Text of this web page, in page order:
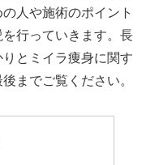
人や施術のポイント
行っていきます。長
とミイラ痩身に関す
までご覧ください。